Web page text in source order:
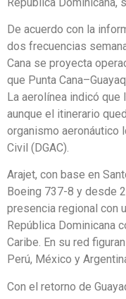
De acuerdo con la
dos frecuencias
Cana se proyecta
que Punta
La aerolínea indicó
aunque el itinerario
organismo aeronáutico
Civil (DGAC).
Arajet, con base en
Boeing 737-8 y desde
presencia regional con
República Dominicana
Caribe. En su red
Perú, México y
Con el retorno de